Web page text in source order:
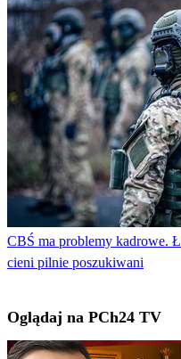
CBŚ ma problemy kadrowe.
cieni pilnie poszukiwani
Oglądaj na PCh24 TV